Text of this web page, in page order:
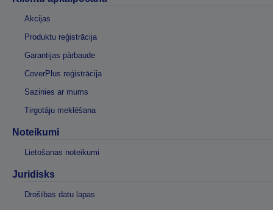
Akcijas
Produktu reģistrācija
Garantijas pārbaude
CoverPlus reģistrācija
Sazinies ar mums
Tirgotāju meklēšana
Noteikumi
Lietošanas noteikumi
Juridisks
Drošības datu lapas